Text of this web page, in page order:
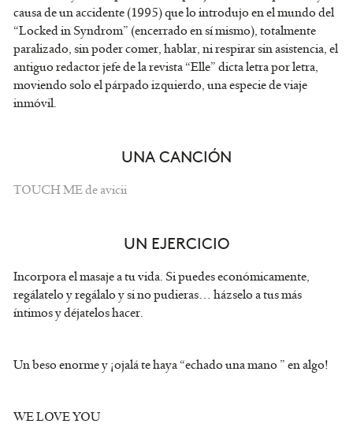
causa de un accidente (1995) que lo introdujo en el mundo del
“Locked in Syndrom” (encerrado en sí mismo), totalmente
paralizado, sin poder comer, hablar, ni respirar sin asistencia, el
antiguo redactor jefe de la revista “Elle” dicta letra por letra,
moviendo solo el párpado izquierdo, una especie de viaje
inmóvil.
UNA CANCIÓN
TOUCH ME de avicii
UN EJERCICIO
Incorpora el masaje a tu vida. Si puedes económicamente,
regálatelo y regálalo y si no pudieras… házselo a tus más
íntimos y déjatelos hacer.
Un beso enorme y ¡ojalá te haya “echado una mano ” en algo!
WE LOVE YOU